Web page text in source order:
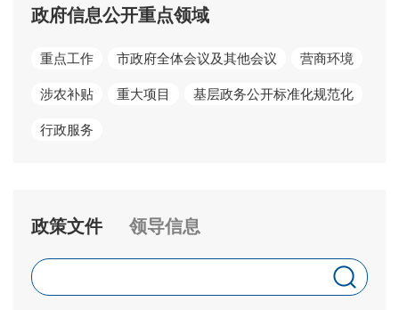
政府信息公开重点领域
重点工作 市政府全体会议及其他会议 营商环境
涉农补贴 重大项目 基层政务公开标准化规范化
行政服务
政策文件 领导信息